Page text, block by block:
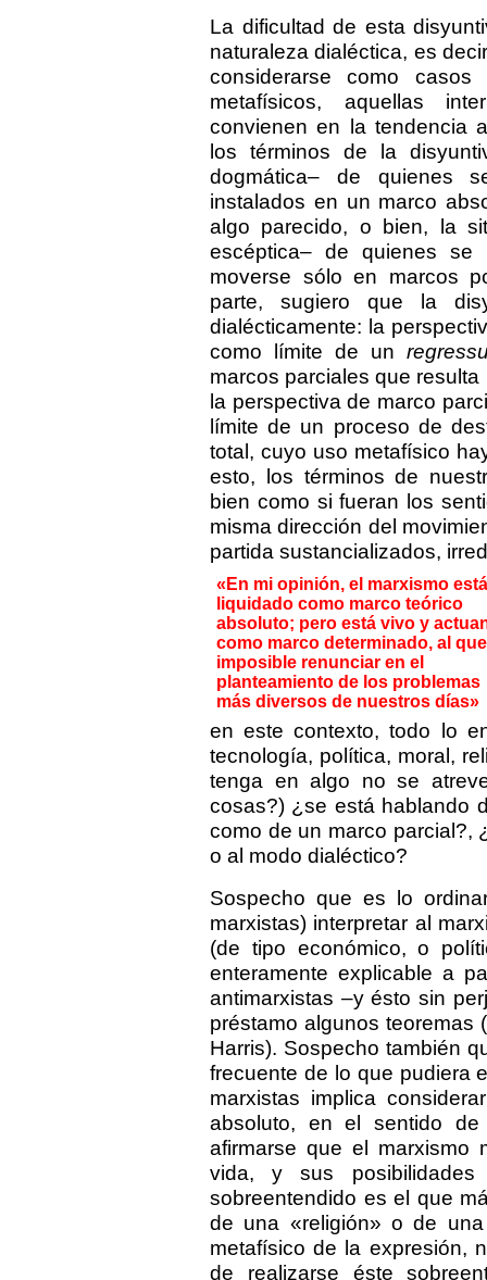
La dificultad de esta
naturaleza dialéctica, es
considerarse como
metafísicos, aquellas
convienen en la tendencia
los términos de la
dogmática– de quienes
instalados en un marco
algo parecido, o bien, la
escéptica– de quienes se
moverse sólo en marcos
parte, sugiero que la
dialécticamente: la
como límite de un
marcos parciales que
la perspectiva de marco
límite de un proceso de
total, cuyo uso metafísico
esto, los términos de
bien como si fueran los
misma dirección del
partida sustancializados,
«En mi opinión, el marxismo está
liquidado como marco teórico
absoluto; pero está vivo y
como marco determinado, al
imposible renunciar en el
planteamiento de los problemas
más diversos de nuestros días»
en este contexto, todo lo
tecnología, política, moral,
tenga en algo no se
cosas?) ¿se está hablando
como de un marco parcial?,
o al modo dialéctico?
Sospecho que es lo
marxistas) interpretar al
(de tipo económico, o
enteramente explicable a
antimarxistas –y ésto sin
préstamo algunos teoremas
Harris). Sospecho también
frecuente de lo que pudiera
marxistas implica
absoluto, en el sentido
afirmarse que el marxismo
vida, y sus posibilidades
sobreentendido es el que
de una «religión» o de
metafísico de la expresión,
de realizarse éste